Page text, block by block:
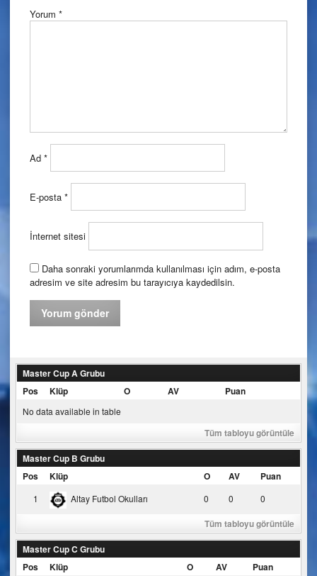
Yorum *
Ad *
E-posta *
İnternet sitesi
Daha sonraki yorumlarımda kullanılması için adım, e-posta
adresim ve site adresim bu tarayıcıya kaydedilsin.
Master Cup A Grubu
Pos
Klüp O AV Puan
No data available in table
Tüm tabloyu görüntüle
Master Cup B Grubu
Pos
Klüp O AV Puan
1 Altay Futbol Okulları 0 0 0
Tüm tabloyu görüntüle
Master Cup C Grubu
Pos
Klüp O AV Puan